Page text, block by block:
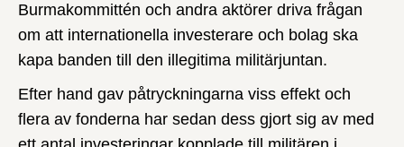
Burmakommittén och andra aktörer driva frågan
om att internationella investerare och bolag ska
kapa banden till den illegitima militärjuntan.
Efter hand gav påtryckningarna viss effekt och
flera av fonderna har sedan dess gjort sig av med